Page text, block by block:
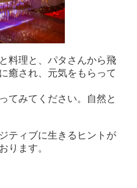
料理と、パタさんから飛
癒され、元気をもらって
てみてください。自然と
ティブに生きるヒントが
ります。